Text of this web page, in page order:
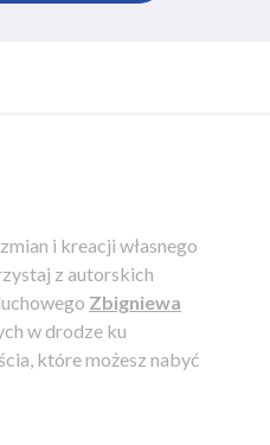
i kreacji własnego
z autorskich
Zbigniewa
w drodze ku
które możesz nabyć